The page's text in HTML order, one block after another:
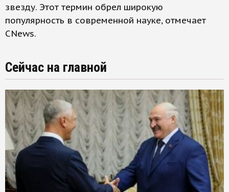
звезду. Этот термин обрел широкую
популярность в современной науке, отмечает
CNews.
Сейчас на главной